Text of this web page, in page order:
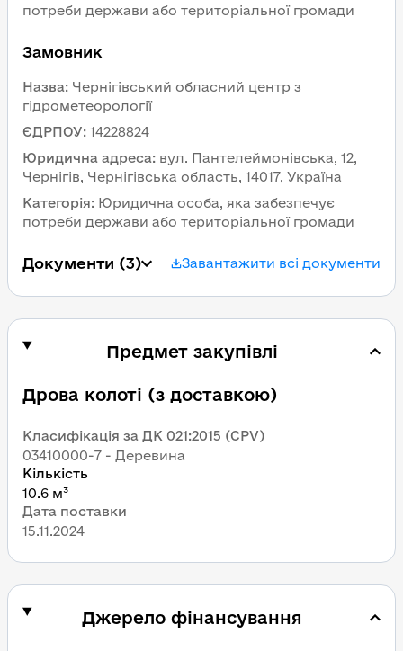
потреби держави або територіальної громади
Замовник
Назва: Чернігівський обласний центр з
гідрометеорології
ЄДРПОУ: 14228824
Юридична адреса: вул. Пантелеймонівська, 12,
Чернігів, Чернігівська область, 14017, Україна
Категорія: Юридична особа, яка забезпечує
потреби держави або територіальної громади
Документи (3) Завантажити всі документи
Предмет закупівлі
Дрова колоті (з доставкою)
Класифікація за ДК 021:2015 (CPV)
03410000-7 - Деревина
Кількість
10.6 м³
Дата поставки
15.11.2024
Джерело фінансування